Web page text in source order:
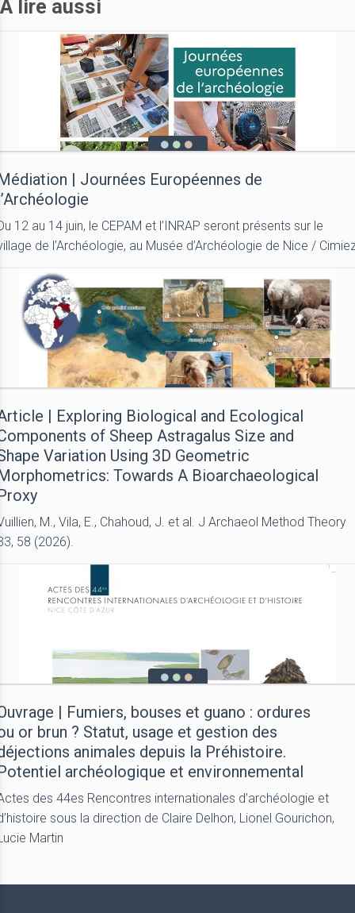
A lire aussi
| Journées Européennes de
12 au 14 juin, le CEPAM et l’INRAP seront présents sur le
de l’Archéologie, au Musée d’Archéologie de Nice /
| Exploring Biological and Ecological
of Sheep Astragalus Size and
Variation Using 3D Geometric
Towards A Bioarchaeological
M., Vila, E., Chahoud, J. et al. J Archaeol Method Theory
58 (2026).
| Fumiers, bouses et guano : ordures
or brun ? Statut, usage et gestion des
animales depuis la Préhistoire.
archéologique et environnemental
des 44es Rencontres internationales d’archéologie et
sous la direction de Claire Delhon, Lionel Gourichon,
Martin